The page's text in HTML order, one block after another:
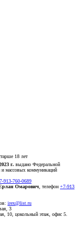
г. выдано Федеральной
массовых коммуникаций
913-760-0689
Омарович , телефон +7-913
irex@list.ru
3
10, цокольный этаж, офис 5.